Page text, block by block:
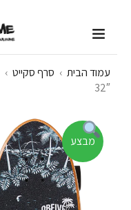
עמוד הבית › סרף סקייט ›
32″
מבצע